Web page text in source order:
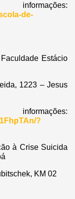
de-
Estácio
1223 – Jesus
?
à Crise Suicida
KM 02